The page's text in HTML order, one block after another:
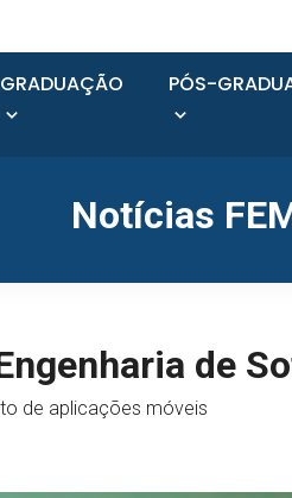
GRADUAÇÃO PÓS-
Notícias
de
de aplicações móveis